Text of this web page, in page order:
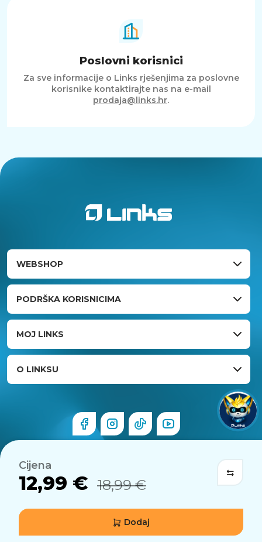
Cijena
12,99 € 18,99 €
Dodaj
Poslovni korisnici
Za sve informacije o Links rješenjima za poslovne
korisnike kontaktirajte nas na e-mail
prodaja@links.hr.
WEBSHOP
PODRŠKA KORISNICIMA
MOJ LINKS
O LINKSU
© 2026 Links.hr . Sva prava pridržana.